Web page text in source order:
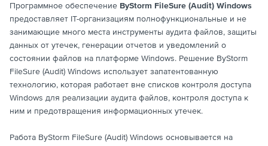
Программное обеспечение ByStorm FileSure (Audit) Windows
предоставляет IT-организациям полнофункциональные и не
занимающие много места инструменты аудита файлов, защиты
данных от утечек, генерации отчетов и уведомлений о
состоянии файлов на платформе Windows. Решение ByStorm
FileSure (Audit) Windows использует запатентованную
технологию, которая работает вне списков контроля доступа
Windows для реализации аудита файлов, контроля доступа к
ним и предотвращения информационных утечек.
Работа ByStorm FileSure (Audit) Windows основывается на